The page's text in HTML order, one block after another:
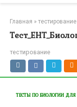
Главная » тестирование
тестирование
ТЕСТЫ ПО БИОЛОГИИ ДЛЯ